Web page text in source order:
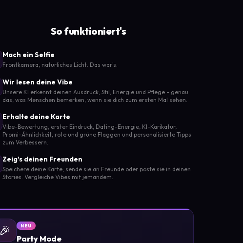
So funktioniert's
Mach ein Selfie
Frontkamera, natürliches Licht. Das war's.
Wir lesen deine Vibe
Unsere KI erkennt deinen Ausdruck, Stil, Energie und Pflege - genau
das, was Menschen bemerken, wenn sie dich zum ersten Mal sehen.
Erhalte deine Karte
Vibe-Bewertung, erster Eindruck, Dating-Energie, KI-Karikatur,
Promi-Ähnlichkeit, rote und grüne Flaggen und personalisierte Tipps
zum Verbessern.
Zeig's deinen Freunden
Speichere deine Karte, sende sie an Freunde oder poste sie in deinen
Stories. Vergleiche Vibes mit jemandem.
🎉 NEU
Party Mode